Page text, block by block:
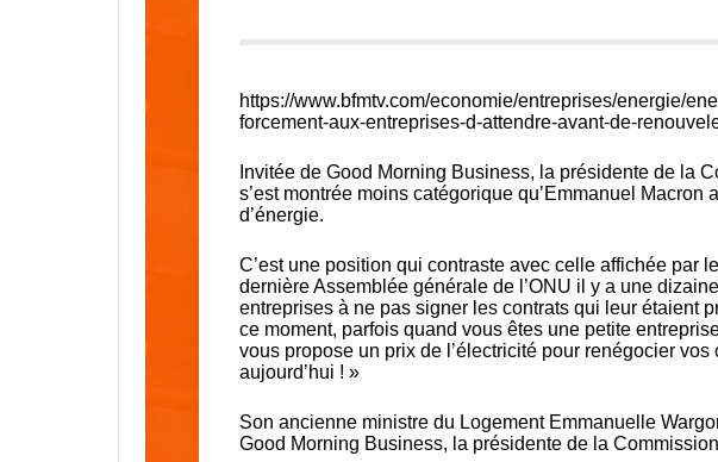
https://www.bfmtv.com/economie/entreprises/energie/
forcement-aux-entreprises-d-attendre-avant-de-
Invitée de Good Morning Business, la présidente de la
s’est montrée moins catégorique qu’Emmanuel
d’énergie.
C’est une position qui contraste avec celle affichée par
dernière Assemblée générale de l’ONU il y a une
entreprises à ne pas signer les contratsqui leur étaient
ce moment, parfois quand vous êtes une petite
vous propose un prix de l’électricité pour renégocier
aujourd’hui ! »
Son ancienne ministre du Logement Emmanuelle
Good Morning Business, la présidente de la